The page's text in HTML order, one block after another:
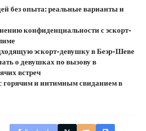
без опыта: реальные варианты и
конфиденциальности с эскорт-
эскорт-девушку в Беэр-Шеве
о девушках по вызову в
встреч
горячим и интимным свиданием в